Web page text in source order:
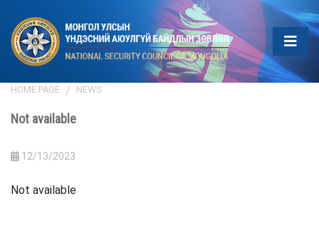
HOME PAGE NEWS
Not available
12/13/2023
Not available